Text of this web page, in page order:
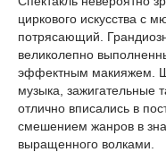
циркового искусства с
потрясающий.
великолепно
эффектным макияжем.
музыка, зажигательные
отлично вписались в
смешением жанров в
выращенного волками.